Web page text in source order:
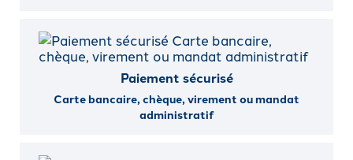
Paiement sécurisé
Carte bancaire, chèque, virement ou mandat
administratif